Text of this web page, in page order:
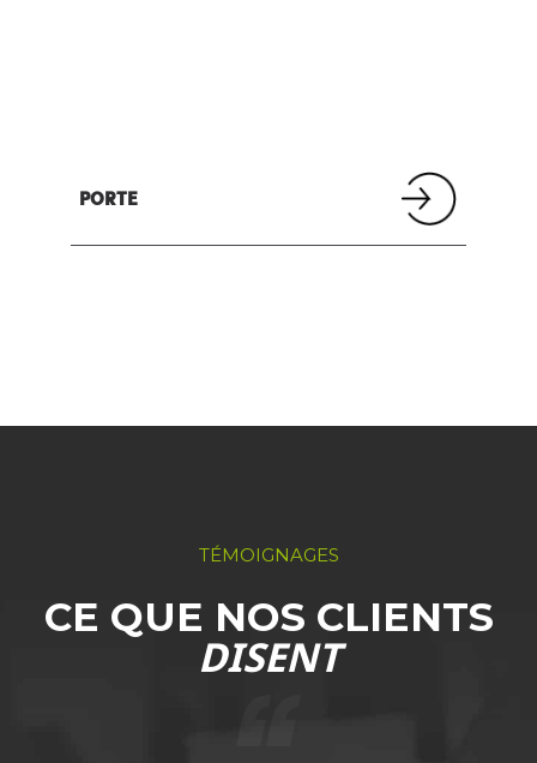
PORTE
TÉMOIGNAGES
CE QUE NOS CLIENTS
DISENT